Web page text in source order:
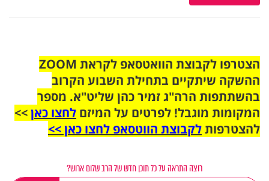
הצטרפו לקבוצת הוואטסאפ לקראת ZOOM
ההשקה שיתקיים בתחילת השבוע הקרוב
בהשתתפות הרה"ג זמיר כהן שליט"א. מספר
המקומות מוגבל! לפרטים על המיזם לחצו כאן>>
להצטרפותלקבוצת הווטסאפ לחצו כאן >>
רוצה התראה על כל תוכן חדש של הרב שלום ארוש?